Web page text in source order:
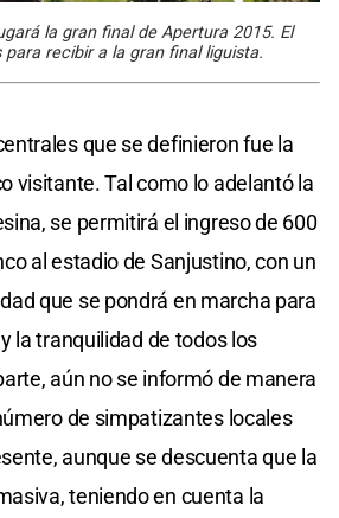
la gran final de Apertura 2015. El
recibir a la gran final liguista.
que se definieron fue la
visitante. Tal como lo adelantó la
se permitirá el ingreso de 600
al estadio de Sanjustino, con un
que se pondrá en marcha para
la tranquilidad de todos los
aún no se informó de manera
de simpatizantes locales
aunque se descuenta que la
teniendo en cuenta la